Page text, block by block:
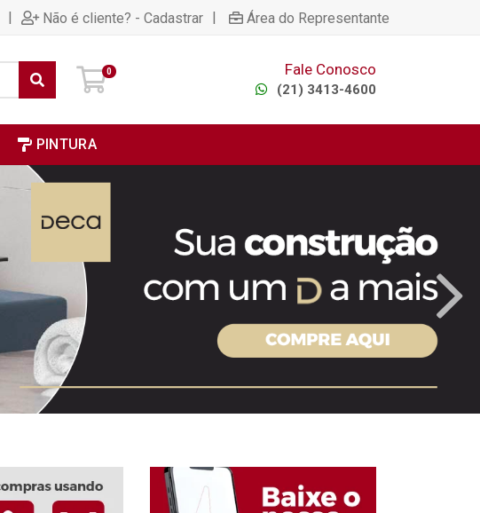
| Não é cliente? - Cadastrar | Área do Representante
0 Fale Conosco
(21) 3413-4600
PINTURA